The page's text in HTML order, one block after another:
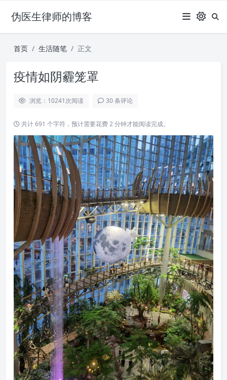
伪医生律师的博客
首页 生活随笔 正文
疫情如阴霾笼罩
浏览：10241次阅读 30 条评论
共计 691 个字符，预计需要花费 2 分钟才能阅读完成。